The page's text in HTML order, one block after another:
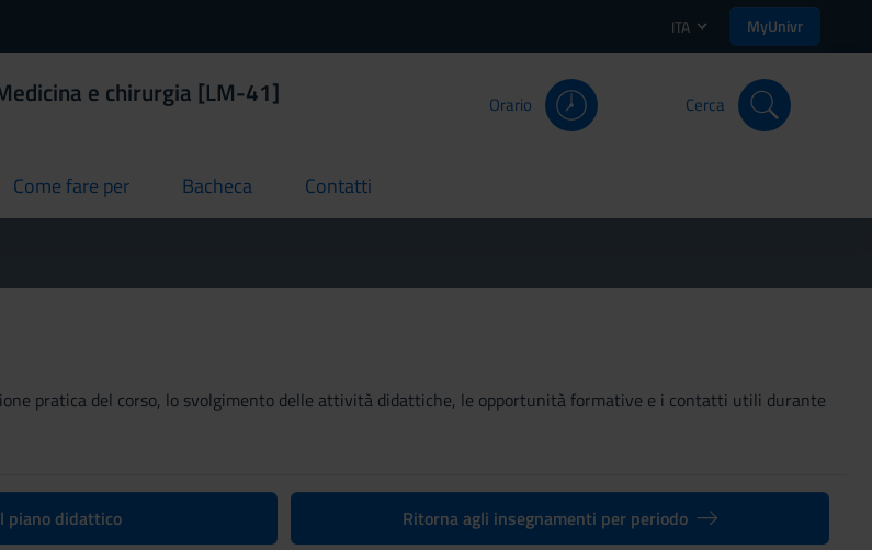
ITA MyUnivr
e chirurgia [LM-41] Orario Cerca
Come fare per
current Bacheca
current Contatti
current
pratica del corso, lo svolgimento delle attività didattiche, le opportunità formative e i contatti utili durante
piano didattico Ritorna agli insegnamenti per periodo